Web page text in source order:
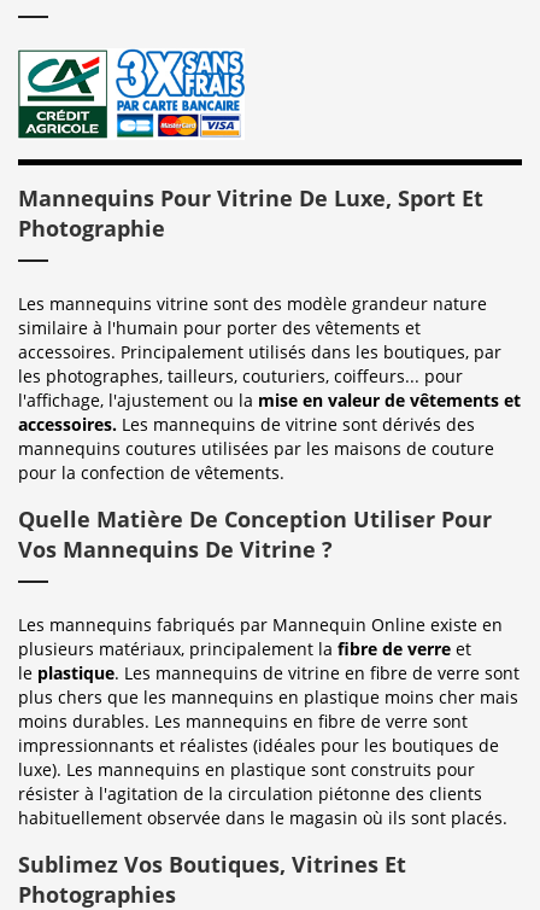
Mannequins Pour Vitrine De Luxe, Sport Et
Photographie
Les mannequins vitrine sont des modèle grandeur nature
similaire à l'humain pour porter des vêtements et
accessoires. Principalement utilisés dans les boutiques, par
les photographes, tailleurs, couturiers, coiffeurs... pour
l'affichage, l'ajustement ou la mise en valeur de vêtements et
accessoires. Les mannequins de vitrine sont dérivés des
mannequins coutures utilisées par les maisons de couture
pour la confection de vêtements.
Quelle Matière De Conception Utiliser Pour
Vos Mannequins De Vitrine ?
Les mannequins fabriqués par Mannequin Online existe en
plusieurs matériaux, principalement la fibre de verre et
le plastique. Les mannequins de vitrine en fibre de verre sont
plus chers que les mannequins en plastique moins cher mais
moins durables. Les mannequins en fibre de verre sont
impressionnants et réalistes (idéales pour les boutiques de
luxe). Les mannequins en plastique sont construits pour
résister à l'agitation de la circulation piétonne des clients
habituellement observée dans le magasin où ils sont placés.
Sublimez Vos Boutiques, Vitrines Et
Photographies